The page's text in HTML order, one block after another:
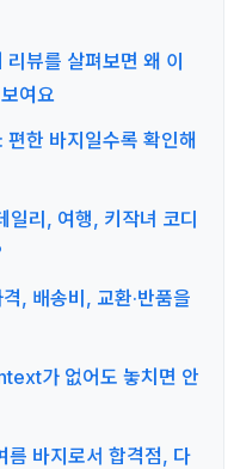
뷰를 살펴보면 왜 이
여요
한 바지일수록 확인해
일리, 여행, 키작녀 코디
, 배송비, 교환·반품을
가 없어도 놓치면 안
름 바지로서 합격점, 다